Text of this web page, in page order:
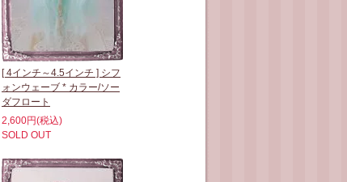
[ 4インチ～4.5インチ ] シフ
ォンウェーブ * カラー/ソー
ダフロート
2,600円(税込)
SOLD OUT